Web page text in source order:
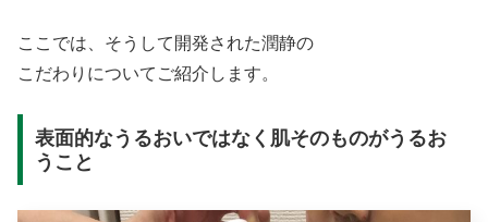
ここでは、そうして開発された潤静の
こだわりについてご紹介します。
表面的なうるおいではなく肌そのものがうるお
うこと